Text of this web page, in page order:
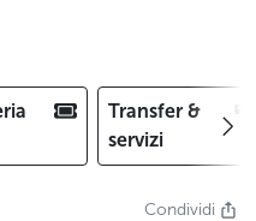
Transfer &
servizi
Condividi